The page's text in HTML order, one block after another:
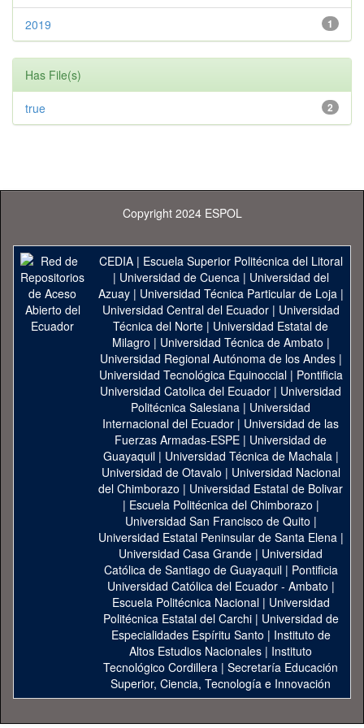
1
2019
Has File(s)
2
true
Copyright 2024 ESPOL
CEDIA| Escuela Superior Politécnica del Litoral
| Universidad de Cuenca| Universidad del
Azuay| Universidad Técnica Particular de Loja|
Universidad Central del Ecuador| Universidad
Técnica del Norte | Universidad Estatal de
Milagro | Universidad Técnica de Ambato |
Universidad Regional Autónoma de los Andes|
Universidad Tecnológica Equinoccial| Pontificia
Universidad Catolica del Ecuador | Universidad
Politécnica Salesiana | Universidad
Internacional del Ecuador | Universidad de las
Fuerzas Armadas-ESPE | Universidad de
Guayaquil| Universidad Técnica de Machala|
Universidad de Otavalo | Universidad Nacional
del Chimborazo | Universidad Estatal de Bolivar
| Escuela Politécnica del Chimborazo |
Universidad San Francisco de Quito |
Universidad Estatal Peninsular de Santa Elena|
Universidad Casa Grande | Universidad
Católica de Santiago de Guayaquil| Pontificia
Universidad Católica del Ecuador - Ambato |
Escuela Politécnica Nacional| Universidad
Politécnica Estatal del Carchi| Universidad de
Especialidades Espíritu Santo | Instituto de
Altos Estudios Nacionales | Instituto
Tecnológico Cordillera | Secretaría Educación
Superior, Ciencia, Tecnología e Innovación